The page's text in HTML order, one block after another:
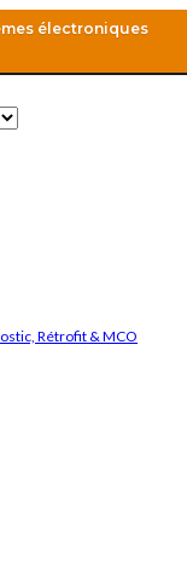
électroniques
Rétrofit & MCO